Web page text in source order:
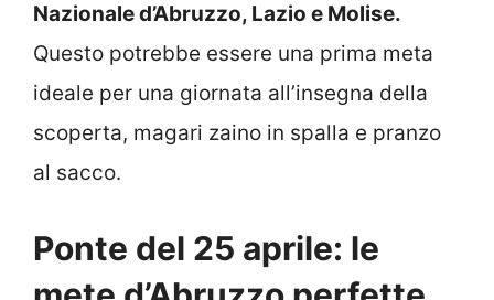
Nazionale d’Abruzzo, Lazio e Molise.
Questo potrebbe essere una prima meta
ideale per una giornata all’insegna della
scoperta, magari zaino in spalla e pranzo
al sacco.
Ponte del 25 aprile: le